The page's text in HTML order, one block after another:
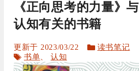
《正向思考的力量》与
认知有关的书籍
2023/03/22
分
读书笔记
标
签
书单 认知